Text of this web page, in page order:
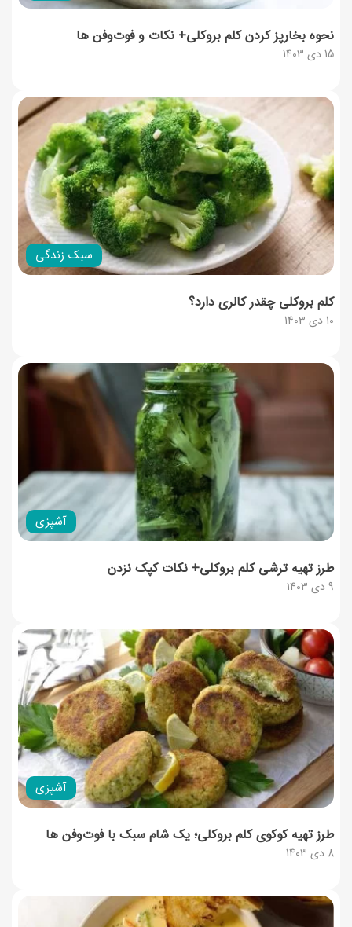
15 دی 1403
نحوه بخارپز کردن کلم بروکلی+ نکات و فوت‌وفن ها
سبک زندگی
10 دی 1403
کلم بروکلی چقدر کالری دارد؟
آشپزی
9 دی 1403
طرز تهیه ترشی کلم‌ بروکلی+ نکات کپک نزدن
آشپزی
8 دی 1403
طرز تهیه کوکوی کلم بروکلی؛ یک شام سبک با فوت‌وفن ها